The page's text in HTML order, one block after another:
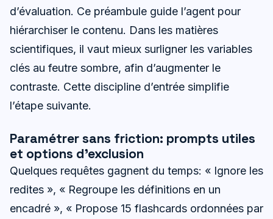
d’évaluation. Ce préambule guide l’agent pour
hiérarchiser le contenu. Dans les matières
scientifiques, il vaut mieux surligner les variables
clés au feutre sombre, afin d’augmenter le
contraste. Cette discipline d’entrée simplifie
l’étape suivante.
Paramétrer sans friction: prompts utiles
et options d’exclusion
Quelques requêtes gagnent du temps: « Ignore les
redites », « Regroupe les définitions en un
encadré », « Propose 15 flashcards ordonnées par